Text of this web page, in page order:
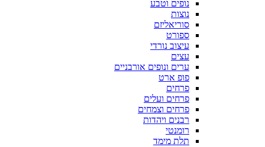
נופים וטבע
נוצות
סוריאליזם
ספורט
עיצוב נורדי
עצים
ערים ונופים אורבניים
פופ ארט
פרחים
פרחים ועלים
פרחים וצמחים
רבנים ויהדות
רומנטי
תלת מימד